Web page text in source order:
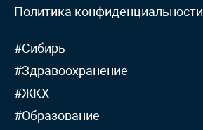
Политика конфиденциальности
#Сибирь
#Здравоохранение
#ЖКХ
#Образование